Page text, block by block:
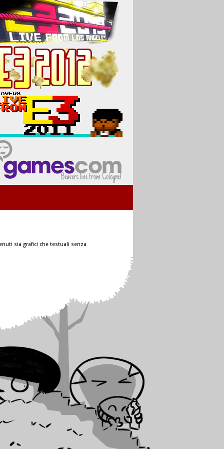
sia grafici che testuali senza